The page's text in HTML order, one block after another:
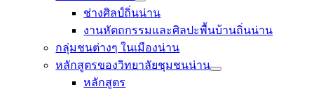
ช่างศิลป์ถิ่นน่าน
งานหัตถกรรมและศิลปะพื้นบ้านถิ่นน่าน
กลุ่มชนต่างๆ ในเมืองน่าน
หลักสูตรของวิทยาลัยชุมชนน่าน
หลักสูตร